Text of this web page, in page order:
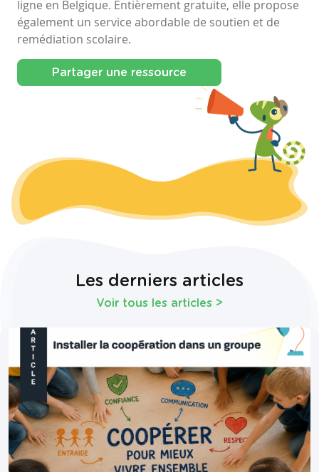
ligne en Belgique. Entièrement gratuite, elle propose
également un service abordable de soutien et de
remédiation scolaire.
Partager une ressource
Les derniers articles
Voir tous les articles >